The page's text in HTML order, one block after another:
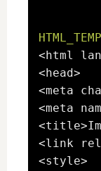
<html
<head>
<meta
<meta
<link
<style>